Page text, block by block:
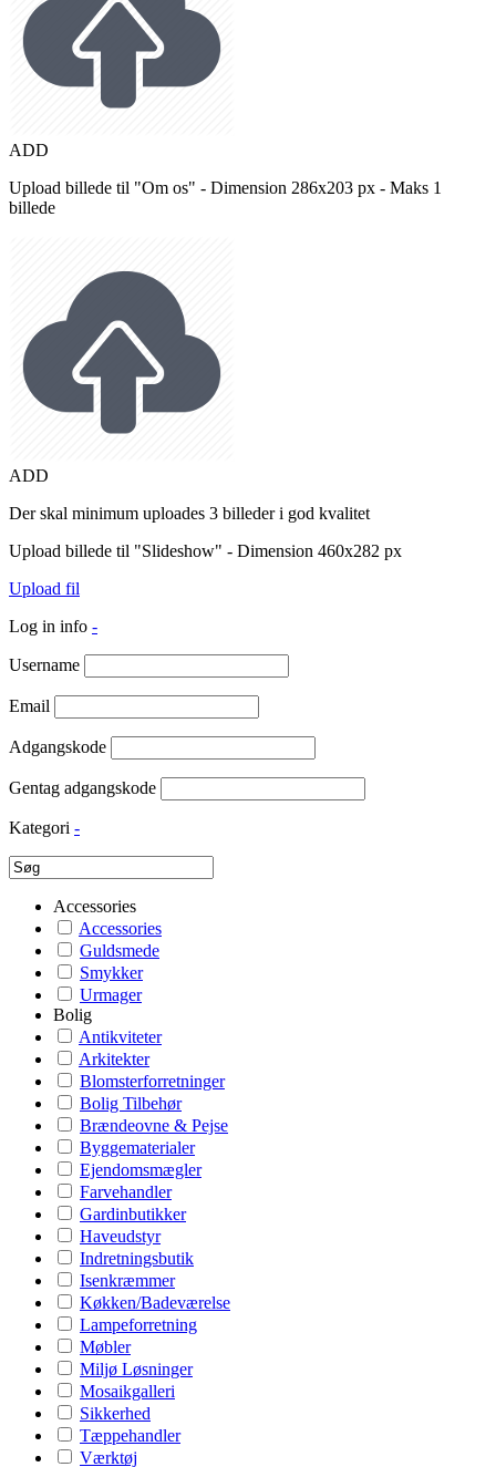
ADD
Upload billede til "Om os" - Dimension 286x203 px - Maks 1
billede
ADD
Der skal minimum uploades 3 billeder i god kvalitet
Upload billede til "Slideshow" - Dimension 460x282 px
Upload fil
Log in info -
Username
Email
Adgangskode
Gentag adgangskode
Kategori -
Accessories
Accessories
Guldsmede
Smykker
Urmager
Bolig
Antikviteter
Arkitekter
Blomsterforretninger
Bolig Tilbehør
Brændeovne & Pejse
Byggematerialer
Ejendomsmægler
Farvehandler
Gardinbutikker
Haveudstyr
Indretningsbutik
Isenkræmmer
Køkken/Badeværelse
Lampeforretning
Møbler
Miljø Løsninger
Mosaikgalleri
Sikkerhed
Tæppehandler
Værktøj